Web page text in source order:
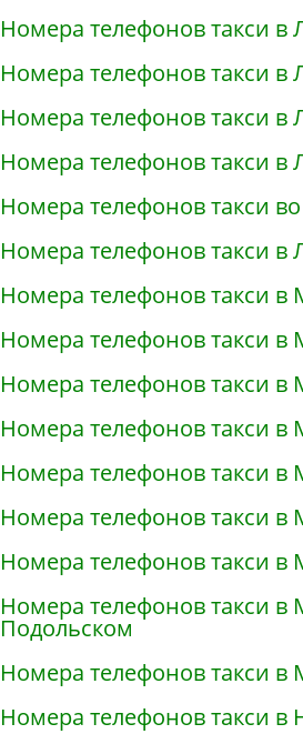
Номера телефонов такси в
Номера телефонов такси в
Номера телефонов такси в
Номера телефонов такси в
Номера телефонов такси
Номера телефонов такси в
Номера телефонов такси в
Номера телефонов такси в
Номера телефонов такси в
Номера телефонов такси в
Номера телефонов такси в
Номера телефонов такси в
Номера телефонов такси в
Номера телефонов такси в
Подольском
Номера телефонов такси в
Номера телефонов такси в